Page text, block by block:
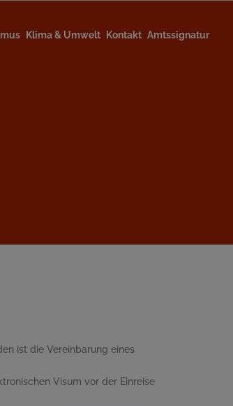
Klima & Umwelt Kontakt Amtssignatur
ist die Vereinbarung eines
Visum vor der Einreise